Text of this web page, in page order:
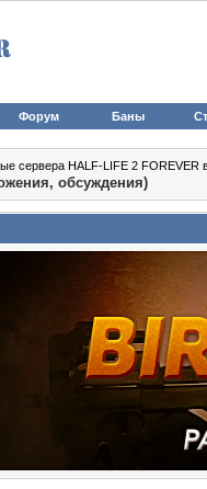
Форум Баны
сервера HALF-LIFE 2 FOREVER
обсуждения)